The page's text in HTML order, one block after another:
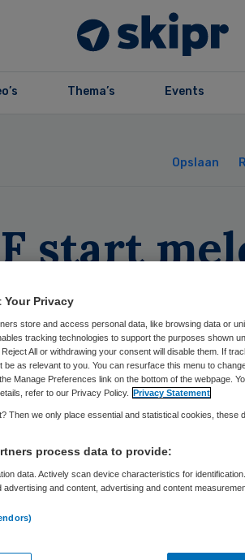
Thema’s Events
Opslaan
start
Redactie 16 november 2011,10:49
Your Privacy
store and access personal data, like browsing data or
tracking technologies to support the purposes shown
All or withdrawing your consent will disable them. If
be as relevant to you. You can resurface this menu to
Manage Preferences link on the bottom of the webpage.
refer to our Privacy Policy. Privacy Statement
Then we only place essential and statistical cookies, these
process data to provide:
data. Actively scan device characteristics for
advertising and content, advertising and content